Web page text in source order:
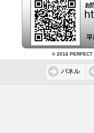
© 2016
パネル